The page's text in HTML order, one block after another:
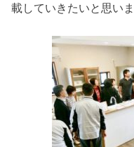
載していきたいと思いま